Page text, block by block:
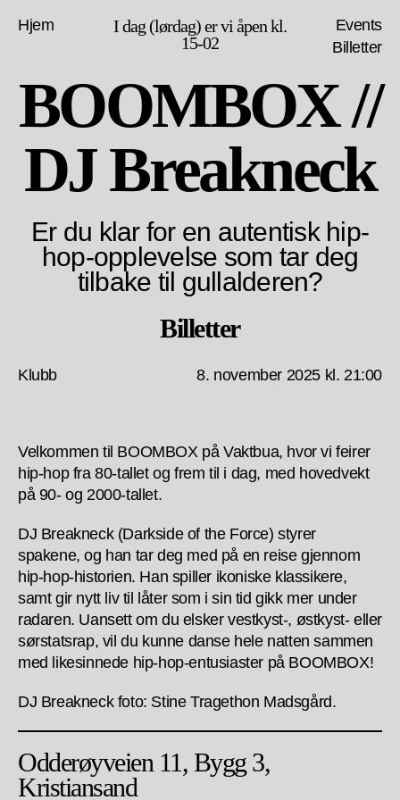
Hjem
I dag (lørdag) er vi åpen kl.
15-02
Events
Billetter
BOOMBOX //
DJ Breakneck
Er du klar for en autentisk hip-
hop-opplevelse som tar deg
tilbake til gullalderen?
Billetter
Klubb 8. november 2025 kl. 21:00
Velkommen til BOOMBOX på Vaktbua, hvor vi feirer
hip-hop fra 80-tallet og frem til i dag, med hovedvekt
på 90- og 2000-tallet.
DJ Breakneck (Darkside of the Force) styrer
spakene, og han tar deg med på en reise gjennom
hip-hop-historien. Han spiller ikoniske klassikere,
samt gir nytt liv til låter som i sin tid gikk mer under
radaren. Uansett om du elsker vestkyst-, østkyst- eller
sørstatsrap, vil du kunne danse hele natten sammen
med likesinnede hip-hop-entusiaster på BOOMBOX!
DJ Breakneck foto: Stine Tragethon Madsgård.
Odderøyveien 11, Bygg 3,
Kristiansand